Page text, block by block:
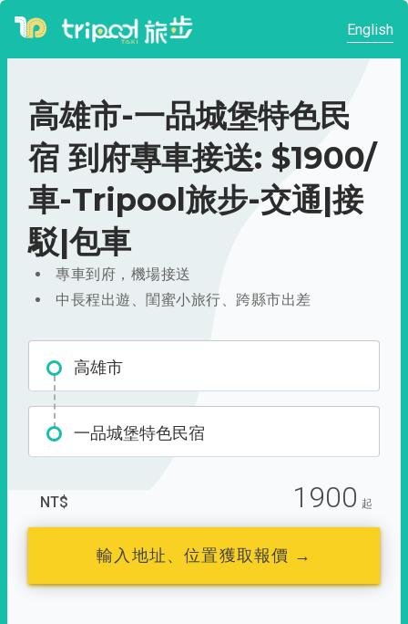
English
高雄市-一品城堡特色民
宿 到府專車接送: $1900/
車-Tripool旅步-交通|接
駁|包車
專車到府，機場接送
中長程出遊、閨蜜小旅行、跨縣市出差
高雄市
一品城堡特色民宿
NT$ 1900 起
輸入地址、位置獲取報價 →